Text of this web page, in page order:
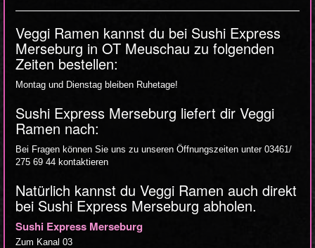
Veggi Ramen kannst du bei Sushi Express
Merseburg in OT Meuschau zu folgenden
Zeiten bestellen:
Montag und Dienstag bleiben Ruhetage!
Sushi Express Merseburg liefert dir Veggi
Ramen nach:
Bei Fragen können Sie uns zu unseren Öffnungszeiten unter 03461/
275 69 44 kontaktieren
Natürlich kannst du Veggi Ramen auch direkt
bei Sushi Express Merseburg abholen.
Sushi Express Merseburg
Zum Kanal 03